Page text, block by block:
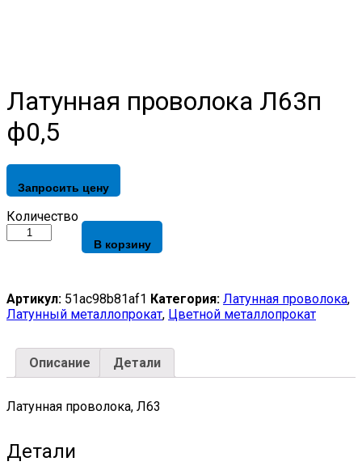
Латунная проволока Л63п
ф0,5
Запросить цену
Латунная
проволока
Количество
В корзину
Артикул: 51ac98b81af1 Категория: Латунная проволока,
Латунный металлопрокат, Цветной металлопрокат
Описание Детали
Латунная проволока, Л63
Детали